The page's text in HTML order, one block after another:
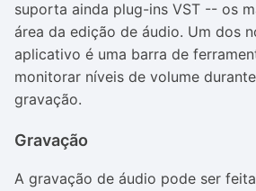
suporta ainda plug-ins VST -- os
área da edição de áudio. Um dos
aplicativo é uma barra de
monitorar níveis de volume
gravação.
Gravação
A gravação de áudio pode ser